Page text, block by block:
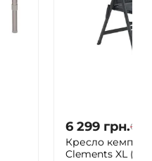
6 299 грн.6 999
Кресло
Clements XL